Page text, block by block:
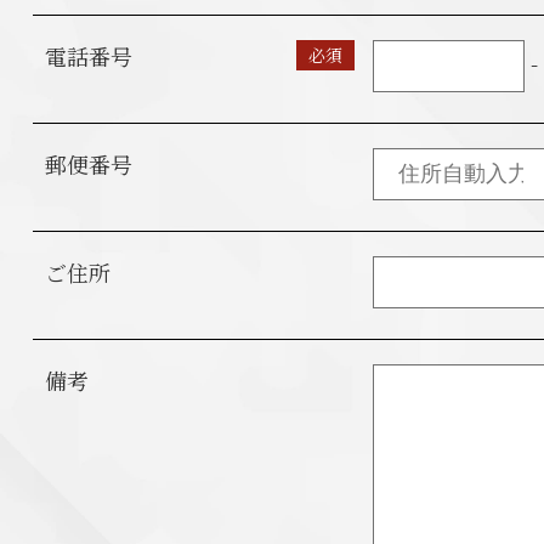
電話番号 必須 -
郵便番号
ご住所
備考